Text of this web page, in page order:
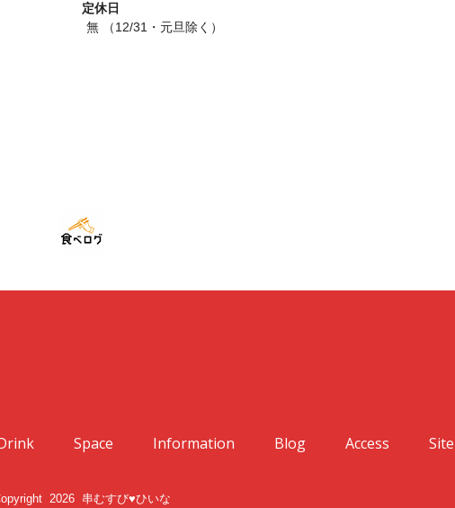
定休日
無 （12/31・元旦除く）
Space Information Blog Access
2026 串むすび♥ひいな